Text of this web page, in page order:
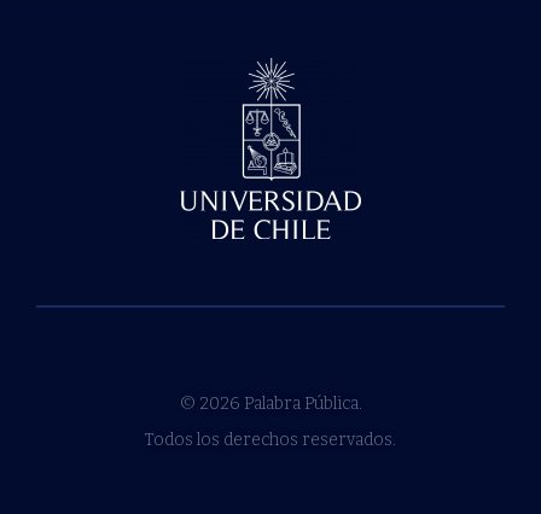
© 2026 Palabra Pública.
Todos los derechos reservados.